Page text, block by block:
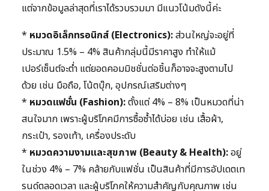
แต่จากข้อมูลล่าสุดที่เราได้รวบรวมมา มีแนวโน้มดังนี้ค่ะ
* หมวดอิเล็กทรอนิกส์ (Electronics):ส่วนใหญ่จะอยู่ที่
ประมาณ 1.5% – 4% สินค้ากลุ่มนี้มีราคาสูง ทำให้แม้
เปอร์เซ็นต์จะต่ำ แต่ยอดคอมมิชชั่นต่อชิ้นก็อาจจะสูงตามไป
ด้วย เช่น มือถือ, โน้ตบุ๊ก, อุปกรณ์เสริมต่างๆ
* หมวดแฟชั่น (Fashion):ตั้งแต่ 4% – 8% เป็นหมวดที่น่า
สนใจมาก เพราะผู้บริโภคมีการซื้อซ้ำได้บ่อย เช่น เสื้อผ้า,
กระเป๋า, รองเท้า, เครื่องประดับ
* หมวดความงามและสุขภาพ (Beauty & Health):อยู่
ในช่วง 4% – 7% คล้ายกับแฟชั่น เป็นสินค้าที่มีการอัปเดตเท
รนด์ตลอดเวลา และผู้บริโภคให้ความสำคัญกับคุณภาพ เช่น